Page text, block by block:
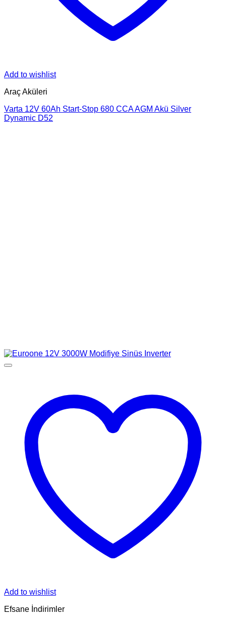
Add to wishlist
Araç Aküleri
Varta 12V 60Ah Start-Stop 680 CCA AGM Akü Silver
Dynamic D52
Add to wishlist
Efsane İndirimler